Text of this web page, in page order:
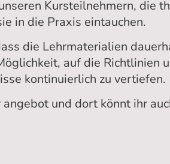
Kursteilnehmern, die
in die Praxis eintauchen.
die Lehrmaterialien
auf die Richtlinien
kontinuierlich zu vertiefen.
und dort könnt ihr